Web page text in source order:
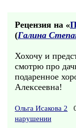
Рецензия на «
(Галина
Хохочу и
смотрю про
подаренное
Алексеевна!
Ольга Исакова 2
нарушении